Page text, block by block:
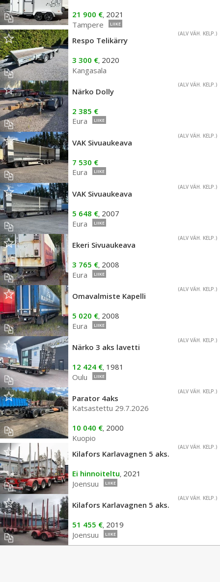
21 900 €, 2021
Tampere
LIIKE
(ALV VÄH. KELP.)
Respo Telikärry
3 300 €, 2020
Kangasala
(ALV VÄH. KELP.)
Närko Dolly
2 385 €
Eura
LIIKE
(ALV VÄH. KELP.)
VAK Sivuaukeava
7 530 €
Eura
LIIKE
(ALV VÄH. KELP.)
VAK Sivuaukeava
5 648 €, 2007
Eura
LIIKE
(ALV VÄH. KELP.)
Ekeri Sivuaukeava
3 765 €, 2008
Eura
LIIKE
(ALV VÄH. KELP.)
Omavalmiste Kapelli
5 020 €, 2008
Eura
LIIKE
(ALV VÄH. KELP.)
Närko 3 aks lavetti
12 424 €, 1981
Oulu
LIIKE
(ALV VÄH. KELP.)
Parator 4aks
Katsastettu 29.7.2026
10 040 €, 2000
Kuopio
(ALV VÄH. KELP.)
Kilafors Karlavagnen 5 aks.
Ei hinnoiteltu, 2021
Joensuu
LIIKE
(ALV VÄH. KELP.)
Kilafors Karlavagnen 5 aks.
51 455 €, 2019
Joensuu
LIIKE